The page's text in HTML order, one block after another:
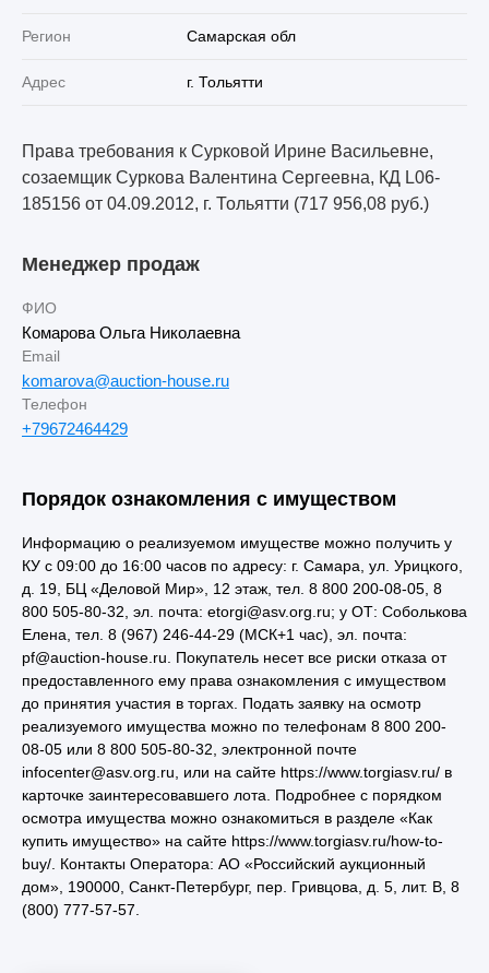
Регион Самарская обл
Адрес г. Тольятти
Права требования к Сурковой Ирине Васильевне,
созаемщик Суркова Валентина Сергеевна, КД L06-
185156 от 04.09.2012, г. Тольятти (717 956,08 руб.)
Менеджер продаж
ФИО
Комарова Ольга Николаевна
Email
komarova@auction-house.ru
Телефон
+79672464429
Порядок ознакомления с имуществом
Информацию о реализуемом имуществе можно получить у
КУ с 09:00 до 16:00 часов по адресу: г. Самара, ул. Урицкого,
д. 19, БЦ «Деловой Мир», 12 этаж, тел. 8 800 200-08-05, 8
800 505-80-32, эл. почта: etorgi@asv.org.ru; у ОТ: Соболькова
Елена, тел. 8 (967) 246-44-29 (МСК+1 час), эл. почта:
pf@auction-house.ru. Покупатель несет все риски отказа от
предоставленного ему права ознакомления с имуществом
до принятия участия в торгах. Подать заявку на осмотр
реализуемого имущества можно по телефонам 8 800 200-
08-05 или 8 800 505-80-32, электронной почте
infocenter@asv.org.ru, или на сайте https://www.torgiasv.ru/ в
карточке заинтересовавшего лота. Подробнее с порядком
осмотра имущества можно ознакомиться в разделе «Как
купить имущество» на сайте https://www.torgiasv.ru/how-to-
buy/. Контакты Оператора: АО «Российский аукционный
дом», 190000, Санкт-Петербург, пер. Гривцова, д. 5, лит. В, 8
(800) 777-57-57.